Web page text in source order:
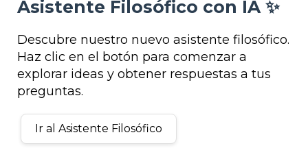
Asistente Filosófico con IA ✨
Descubre nuestro nuevo asistente filosófico.
Haz clic en el botón para comenzar a
explorar ideas y obtener respuestas a tus
preguntas.
Ir al Asistente Filosófico